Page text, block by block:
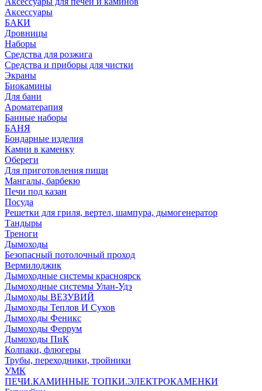
Аксессуары
БАКИ
Дровницы
Наборы
Средства для розжига
Средства и приборы для чистки
Экраны
Биокамины
Для бани
Ароматерапия
Банные наборы
БАНЯ
Бондарные изделия
Камни в каменку
Обереги
Для приготовления пищи
Мангалы, барбекю
Печи под казан
Посуда
Решетки для гриля, вертел, шампура, дымогенератор
Тандыры
Треноги
Дымоходы
Безопасный потолочный проход
Вермилоджик
Дымоходные системы красноярск
Дымоходные системы Улан-Удэ
Дымоходы ВЕЗУВИЙ
Дымоходы Теплов И Сухов
Дымоходы Феникс
Дымоходы Феррум
Дымоходы ПиК
Колпаки, флюгеры
Трубы, переходники, тройники
УМК
ПЕЧИ.КАМИННЫЕ ТОПКИ.ЭЛЕКТРОКАМЕНКИ